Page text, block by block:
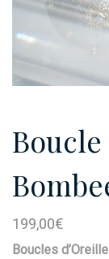
199,00€
Boucles